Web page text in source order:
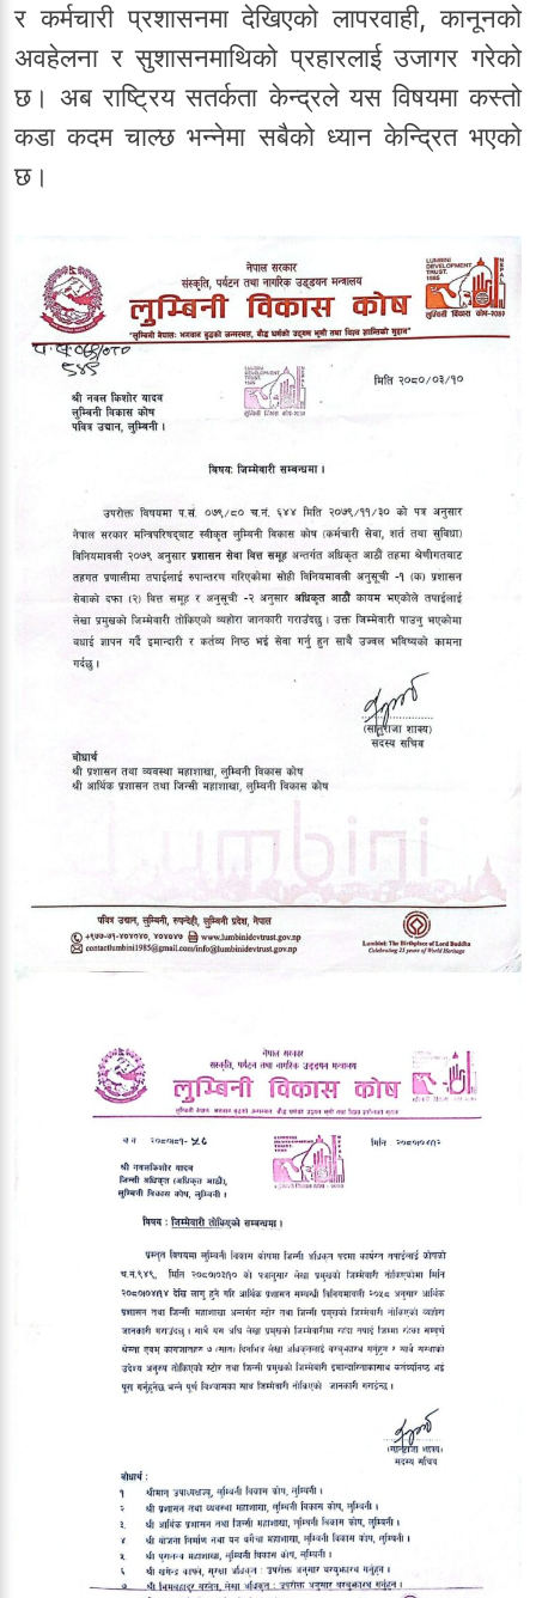
र कर्मचारी प्रशासनमा देखिएको लापरवाही, कानूनको
अवहेलना र सुशासनमाथिको प्रहारलाई उजागर गरेको
छ। अब राष्ट्रिय सतर्कता केन्द्रले यस विषयमा कस्तो
कडा कदम चाल्छ भन्नेमा सबैको ध्यान केन्द्रित भएको
छ।